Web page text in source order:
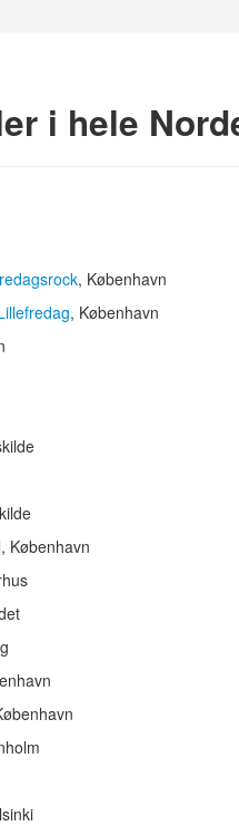
i hele
, København
, København
, København